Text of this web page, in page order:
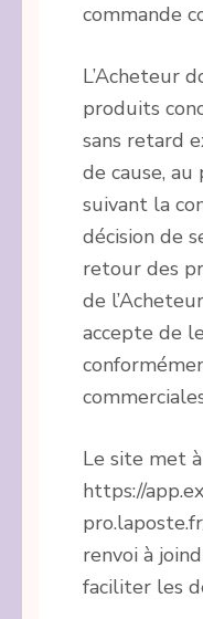
commande
L’Acheteur
produits
sans retard
de cause,
suivant la
décision de
retour des
de
accepte de
Le site met
https://
renvoi à
faciliter les